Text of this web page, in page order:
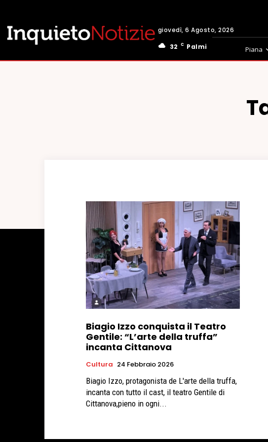
giovedì, 6 Agosto, 2026
32
C Palmi Piana
Biagio Izzo conquista il Teatro
Gentile: “L’arte della truffa”
incanta Cittanova
Cultura 24 Febbraio 2026
Biagio Izzo, protagonista de L'arte della truffa,
incanta con tutto il cast, il teatro Gentile di
Cittanova,pieno in ogni...